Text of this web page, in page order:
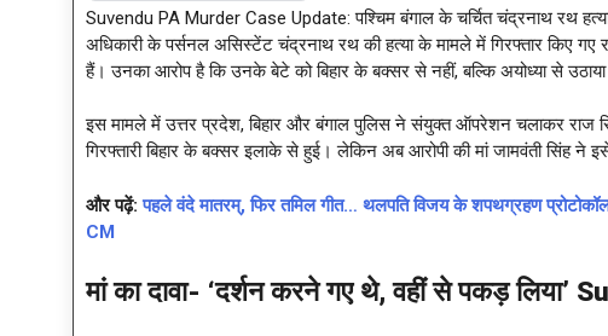
Suvendu PA Murder Case Update: पश्चिम बंगाल के चर्चित चंद्रनाथ रथ
अधिकारी के पर्सनल असिस्टेंट चंद्रनाथ रथ की हत्या के मामले में गिरफ्तार किए गए
हैं। उनका आरोप है कि उनके बेटे को बिहार के बक्सर से नहीं, बल्कि अयोध्या से उठाया
इस मामले में उत्तर प्रदेश, बिहार और बंगाल पुलिस ने संयुक्त ऑपरेशन चलाकर राज
गिरफ्तारी बिहार के बक्सर इलाके से हुई। लेकिन अब आरोपी की मां जामवंती सिंह
और पढ़ें:पहले वंदे मातरम्, फिर तमिल गीत… थलपति विजय के शपथग्रहण
CM
मां का दावा- ‘दर्शन करने गए थे, वहीं से पकड़